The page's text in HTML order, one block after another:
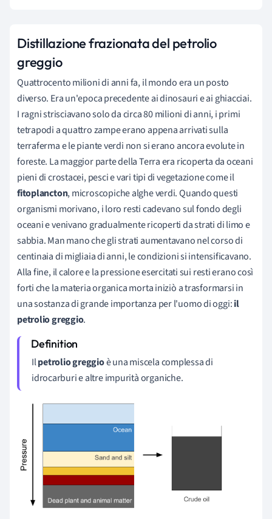
Distillazione frazionata del petrolio
greggio
Quattrocento milioni di anni fa, il mondo era un posto
diverso. Era un'epoca precedente ai dinosauri e ai ghiacciai.
I ragni strisciavano solo da circa 80 milioni di anni, i primi
tetrapodi a quattro zampe erano appena arrivati sulla
terraferma e le piante verdi non si erano ancora evolute in
foreste. La maggior parte della Terra era ricoperta da oceani
pieni di crostacei, pesci e vari tipi di vegetazione come il
fitoplancton, microscopiche alghe verdi. Quando questi
organismi morivano, i loro resti cadevano sul fondo degli
oceani e venivano gradualmente ricoperti da strati di limo e
sabbia. Man mano che gli strati aumentavano nel corso di
centinaia di migliaia di anni, le condizioni si intensificavano.
Alla fine, il calore e la pressione esercitati sui resti erano così
forti che la materia organica morta iniziò a trasformarsi in
una sostanza di grande importanza per l'uomo di oggi:il
petrolio greggio.
Ilpetrolio greggioè una miscela complessa di
idrocarburi e altre impurità organiche.